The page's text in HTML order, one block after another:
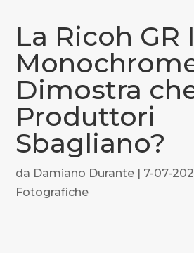
La Ricoh GR
Dimostra
Produttori
Sbagliano?
da Damiano Durante | 7-07-
Fotografiche